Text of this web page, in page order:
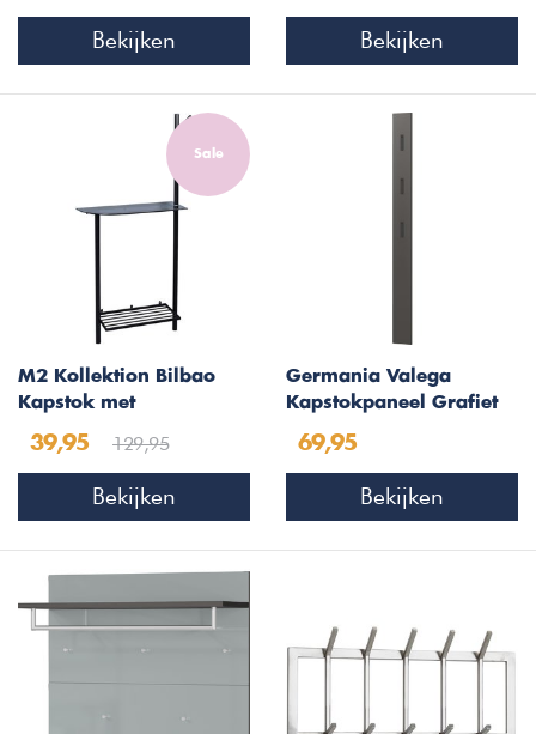
Bekijken Bekijken
Sale
M2 Kollektion Bilbao
Kapstok met
39,95 129,95
Bekijken
Germania Valega
Kapstokpaneel Grafiet
69,95
Bekijken